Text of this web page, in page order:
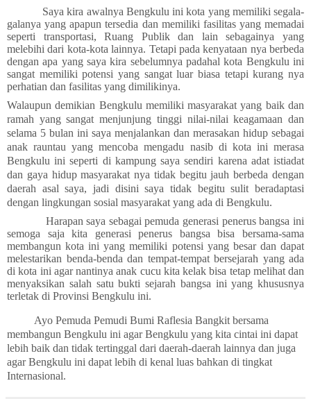
Saya kira awalnya Bengkulu ini kota yang memiliki segala-
galanya yang apapun tersedia dan memiliki fasilitas yang memadai
seperti transportasi, Ruang Publik dan lain sebagainya yang
melebihi dari kota-kota lainnya. Tetapi pada kenyataan nya berbeda
dengan apa yang saya kira sebelumnya padahal kota Bengkulu ini
sangat memiliki potensi yang sangat luar biasa tetapi kurang nya
perhatian dan fasilitas yang dimilikinya.
Walaupun demikian Bengkulu memiliki masyarakat yang baik dan
ramah yang sangat menjunjung tinggi nilai-nilai keagamaan dan
selama 5 bulan ini saya menjalankan dan merasakan hidup sebagai
anak rauntau yang mencoba mengadu nasib di kota ini merasa
Bengkulu ini seperti di kampung saya sendiri karena adat istiadat
dan gaya hidup masyarakat nya tidak begitu jauh berbeda dengan
daerah asal saya, jadi disini saya tidak begitu sulit beradaptasi
dengan lingkungan sosial masyarakat yang ada di Bengkulu.
Harapan saya sebagai pemuda generasi penerus bangsa ini
semoga saja kita generasi penerus bangsa bisa bersama-sama
membangun kota ini yang memiliki potensi yang besar dan dapat
melestarikan benda-benda dan tempat-tempat bersejarah yang ada
di kota ini agar nantinya anak cucu kita kelak bisa tetap melihat dan
menyaksikan salah satu bukti sejarah bangsa ini yang khususnya
terletak di Provinsi Bengkulu ini.
Ayo Pemuda Pemudi Bumi Raflesia Bangkit bersama
membangun Bengkulu ini agar Bengkulu yang kita cintai ini dapat
lebih baik dan tidak tertinggal dari daerah-daerah lainnya dan juga
agar Bengkulu ini dapat lebih di kenal luas bahkan di tingkat
Internasional.